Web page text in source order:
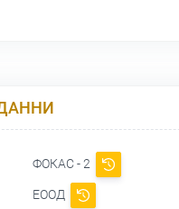
ФОКАС - 2
ЕООД